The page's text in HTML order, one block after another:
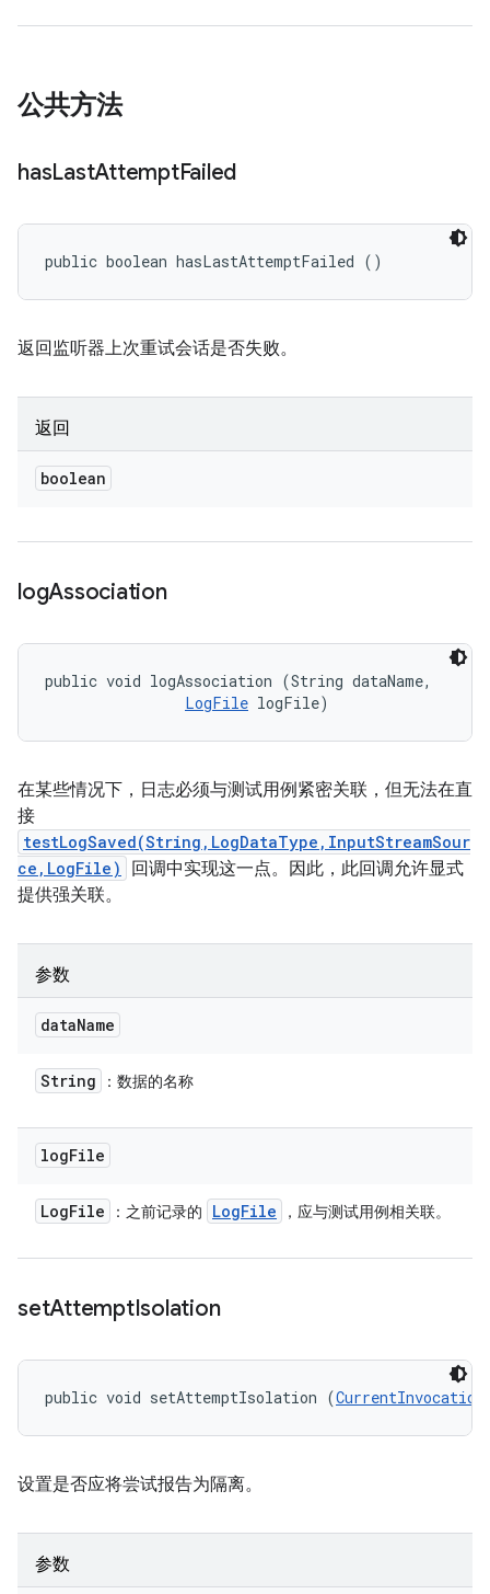
公共方法
hasLastAttemptFailed
public boolean hasLastAttemptFailed ()
返回监听器上次重试会话是否失败。
返回
boolean
logAssociation
public void logAssociation (String dataName,
LogFile logFile)
在某些情况下，日志必须与测试用例紧密关联，但无法在直
接
testLogSaved(String,LogDataType,InputStreamSour
ce,LogFile)
回调中实现这一点。因此，此回调允许显式
提供强关联。
参数
dataName
String ：数据的名称
logFile
LogFile ：之前记录的 LogFile ，应与测试用例相关联。
setAttemptIsolation
public void setAttemptIsolation (
设置是否应将尝试报告为隔离。
参数